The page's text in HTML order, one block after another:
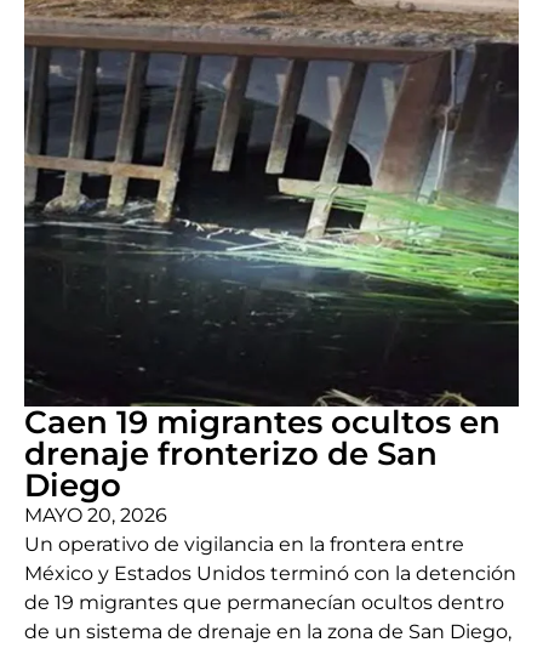
Caen 19 migrantes ocultos en
drenaje fronterizo de San
Diego
MAYO 20, 2026
Un operativo de vigilancia en la frontera entre
México y Estados Unidos terminó con la detención
de 19 migrantes que permanecían ocultos dentro
de un sistema de drenaje en la zona de San Diego,